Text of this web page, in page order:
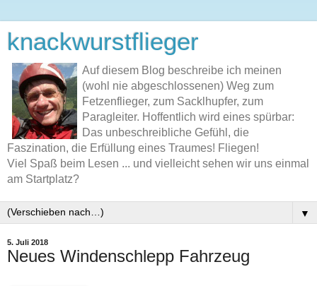
knackwurstflieger
Auf diesem Blog beschreibe ich meinen
(wohl nie abgeschlossenen) Weg zum
Fetzenflieger, zum Sacklhupfer, zum
Paragleiter. Hoffentlich wird eines spürbar:
Das unbeschreibliche Gefühl, die
Faszination, die Erfüllung eines Traumes! Fliegen!
Viel Spaß beim Lesen ... und vielleicht sehen wir uns einmal
am Startplatz?
▼
5. Juli 2018
Neues Windenschlepp Fahrzeug